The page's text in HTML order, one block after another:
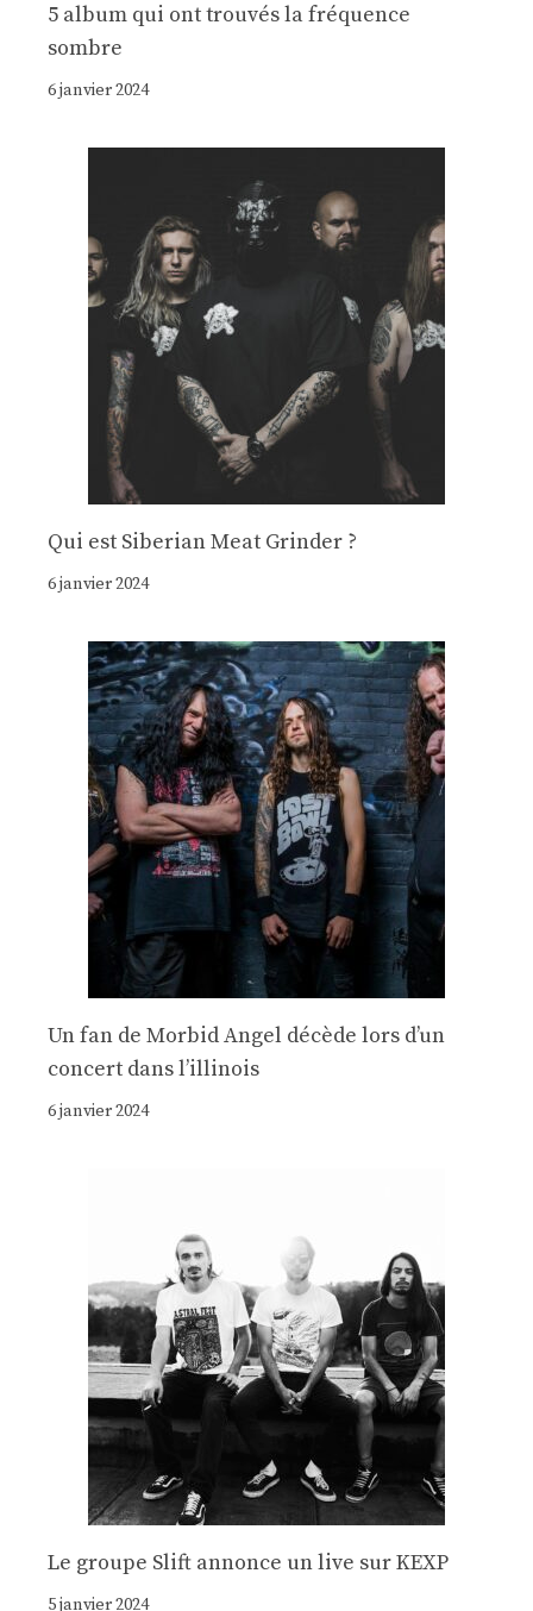
5 album qui ont trouvés la fréquence
sombre
6 janvier 2024
Qui est Siberian Meat Grinder ?
6 janvier 2024
Un fan de Morbid Angel décède lors d’un
concert dans l’illinois
6 janvier 2024
Le groupe Slift annonce un live sur KEXP
5 janvier 2024